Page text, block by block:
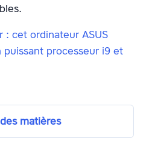
: cet ordinateur ASUS
processeur i9 et
matières